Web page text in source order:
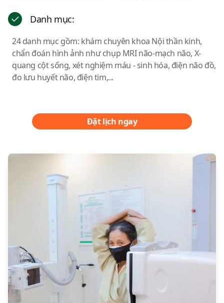
Danh mục:
24 danh mục gồm: khám chuyên khoa Nội thần kinh,
chẩn đoán hình ảnh như chụp MRI não-mạch não, X-
quang cột sống, xét nghiệm máu - sinh hóa, điện não đồ,
đo lưu huyết não, điện tim,...
Đặt lịch ngay